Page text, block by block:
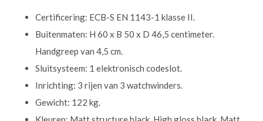
Certificering: ECB-S EN 1143-1 klasse II.
Buitenmaten: H 60 x B 50 x D 46,5 centimeter.
Handgreep van 4,5 cm.
Sluitsysteem: 1 elektronisch codeslot.
Inrichting: 3 rijen van 3 watchwinders.
Gewicht: 122 kg.